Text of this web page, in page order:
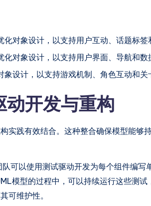
对象设计，以支持用户互动、话题标签
对象设计，以支持用户界面、导航和数
设计，以支持游戏机制、角色互动和关
开发与重构
实践有效结合。这种整合确保模型能够
可以使用测试驱动开发为每个组件编写
模型的过程中，可以持续运行这些测
可维护性。